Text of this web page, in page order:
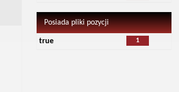
Posiada pliki pozycji
1
true